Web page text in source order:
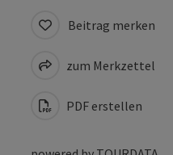
Beitrag merken
zum Merkzettel
PDF erstellen